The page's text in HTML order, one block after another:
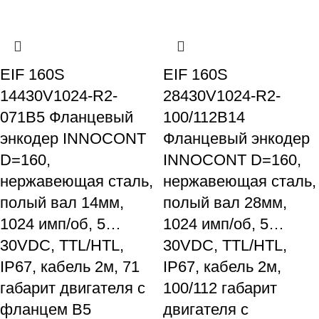
EIF 160S
14430V1024-R2-
071B5 Фланцевый
энкодер INNOCONT
D=160,
нержавеющая сталь,
полый вал 14мм,
1024 имп/об, 5…
30VDC, TTL/HTL,
IP67, кабель 2м, 71
габарит двигателя с
фланцем B5
EIF 160S
28430V1024-R2-
100/112B14
Фланцевый энкодер
INNOCONT D=160,
нержавеющая сталь,
полый вал 28мм,
1024 имп/об, 5…
30VDC, TTL/HTL,
IP67, кабель 2м,
100/112 габарит
двигателя с